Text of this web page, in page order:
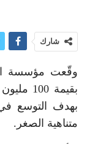
شارك
وقّعت مؤسسة
بقيمة
بهدف التوسع
متناهية الصغر.